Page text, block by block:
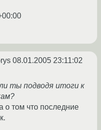
08.01.2005 23:11:02
ты подводя итоги к
о том что последние